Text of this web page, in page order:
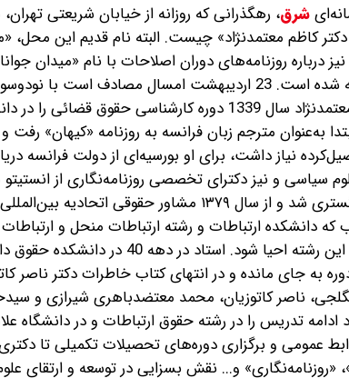
شرق، ‌رهگذرانی که روزانه از خیابان شریعتی
کاظم معتمد‌نژاد» چیست. البته نام قدیم این محل،
درباره روزنامه‌های دوران اصلاحات با نام «میدان
خاطره‌انگیز‌ ساخته شده است. 23 اردیبهشت امسال
ارتباطات ایران». معتمدنژاد سال 1339 دوره
به‌عنوان مترجم زبان فرانسه به روزنامه «کیهان»
نیاز داشت، برای او بورسیه‌ای از دولت فرانسه
وکیل پایه‌یک دادگستری شد و از سال ۱۳۷۹
که دانشکده ارتباطات و رشته ارتباطات منحل و
موجب شد دوباره این رشته
به جای مانده و در انتهای کتاب خاطرات دکتر
ناصر کاتوزیان، محمد معتضد‌باهری شیرازی و
تدریس را در رشته حقوق ارتباطات و در دانشگاه
عمومی و برگزاری دوره‌های تحصیلات تکمیلی تا